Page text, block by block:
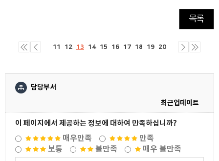
목록
11 12 13 14 15 16 17 18 19 20
담당부서
최근업데이트
이 페이지에서 제공하는 정보에 대하여 만족하십니까?
매우만족
만족
보통
불만족 매우 불만족